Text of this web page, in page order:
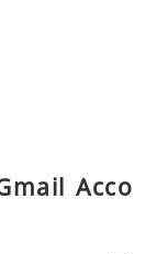
Acco